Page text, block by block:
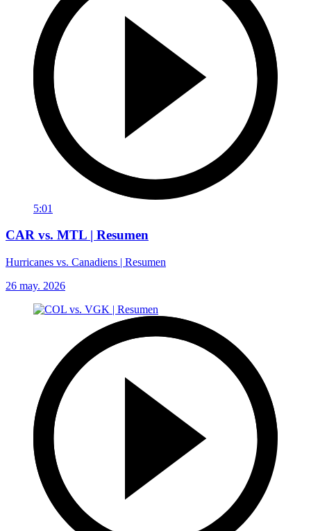
5:01
CAR vs. MTL | Resumen
Hurricanes vs. Canadiens | Resumen
26 may. 2026